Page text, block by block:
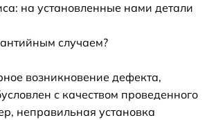
на установленные нами детали
случаем?
возникновение дефекта,
с качеством проведенного
неправильная установка